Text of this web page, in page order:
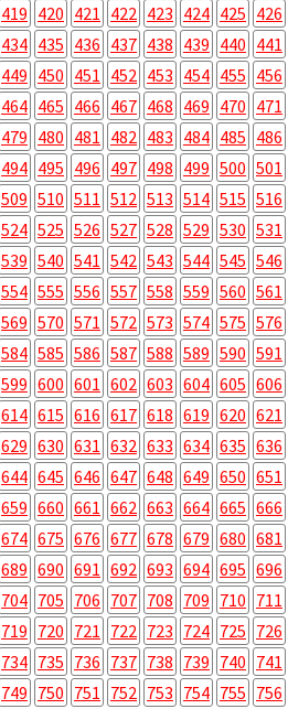
419 420 421 422 423 424 425 426
434 435 436 437 438 439 440 441
449 450 451 452 453 454 455 456
464 465 466 467 468 469 470 471
479 480 481 482 483 484 485 486
494 495 496 497 498 499 500 501
509 510 511 512 513 514 515 516
524 525 526 527 528 529 530 531
539 540 541 542 543 544 545 546
554 555 556 557 558 559 560 561
569 570 571 572 573 574 575 576
584 585 586 587 588 589 590 591
599 600 601 602 603 604 605 606
614 615 616 617 618 619 620 621
629 630 631 632 633 634 635 636
644 645 646 647 648 649 650 651
659 660 661 662 663 664 665 666
674 675 676 677 678 679 680 681
689 690 691 692 693 694 695 696
704 705 706 707 708 709 710 711
719 720 721 722 723 724 725 726
734 735 736 737 738 739 740 741
749 750 751 752 753 754 755 756